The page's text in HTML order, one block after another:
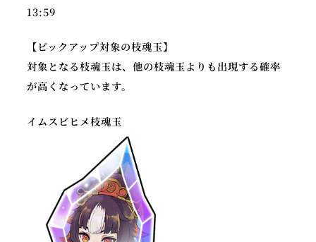
13:59
【ピックアップ対象の枝魂玉】
対象となる枝魂玉は、他の枝魂玉よりも出現する確率
が高くなっています。
イムスビヒメ枝魂玉